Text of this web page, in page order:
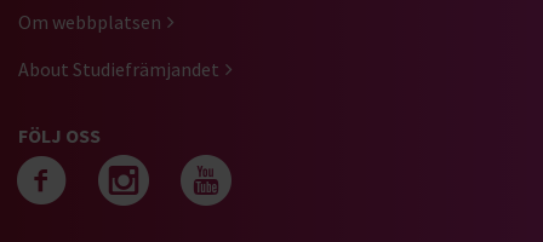
Om webbplatsen
About Studiefrämjandet
FÖLJ OSS
Följ oss på facebook
Följ oss på
Följ oss på